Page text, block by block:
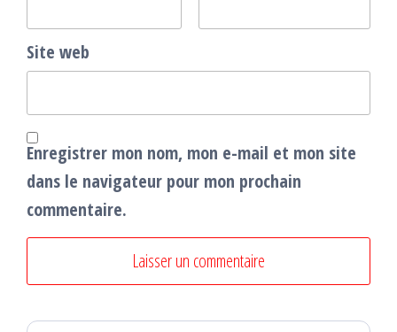
Site web
Enregistrer mon nom, mon e-mail et mon site
dans le navigateur pour mon prochain
commentaire.